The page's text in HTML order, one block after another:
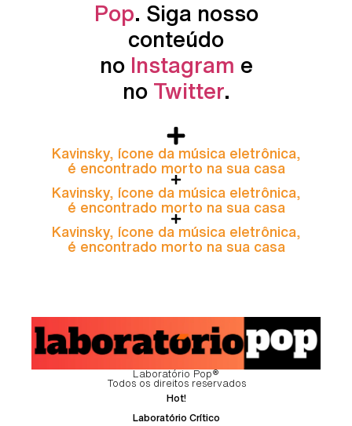
Pop. Siga nosso
conteúdo
no Instagram e
no Twitter.
Kavinsky, ícone da música eletrônica,
é encontrado morto na sua casa
Kavinsky, ícone da música eletrônica,
é encontrado morto na sua casa
Kavinsky, ícone da música eletrônica,
é encontrado morto na sua casa
Laboratório Pop®
Todos os direitos reservados
Hot!
Laboratório Crítico